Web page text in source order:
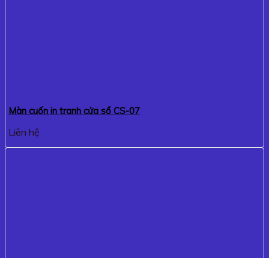
Màn cuốn in tranh cửa sổ CS-07
Liên hệ